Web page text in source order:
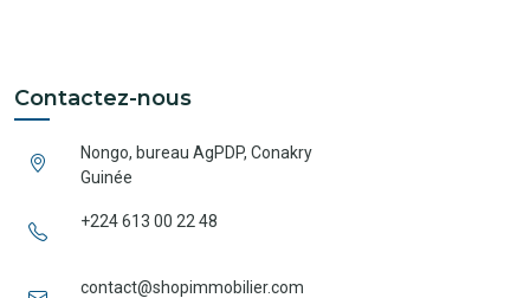
Contactez-nous
Nongo, bureau AgPDP, Conakry
Guinée
+224 613 00 22 48
contact@shopimmobilier.com